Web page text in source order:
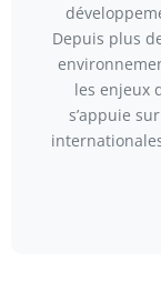
Depuis plus
les enjeux
s’appuie